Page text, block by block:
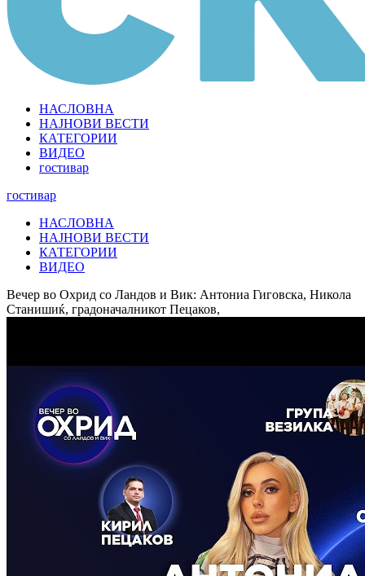
НАСЛОВНА
НАЈНОВИ ВЕСТИ
КАТЕГОРИИ
ВИДЕО
гостивар
гостивар
НАСЛОВНА
НАЈНОВИ ВЕСТИ
КАТЕГОРИИ
ВИДЕО
Вечер во Охрид со Ландов и Вик: Антониа Гиговска, Никола
Станишиќ, градоначалникот Пецаков,